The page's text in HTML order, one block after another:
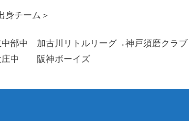
身チーム＞
加古川リトルリーグ→神戸須磨クラブ
中 阪神ボーイズ